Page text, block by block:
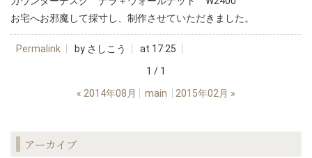
お宅へお邪魔して採寸し、制作させていただきました。
Permalink by さしこう
at 17:25
1 / 1
« 2014年08月 main 2015年02月 »
アーカイブ